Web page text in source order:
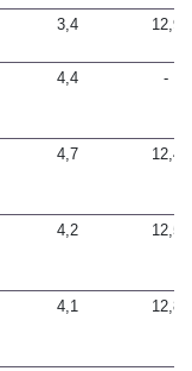
3,4 12,9
4,4 -
4,7 12,4
4,2 12,5
4,1 12,8